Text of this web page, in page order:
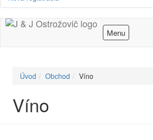
Menu
Úvod Obchod Víno
Víno